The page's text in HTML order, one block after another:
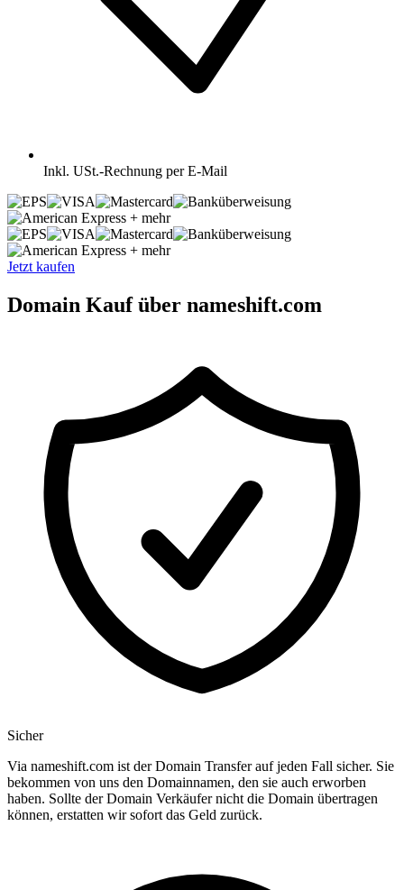
Inkl. USt.-Rechnung per E-Mail
+ mehr
+ mehr
Jetzt kaufen
Domain Kauf über nameshift.com
Sicher
Via nameshift.com ist der Domain Transfer auf jeden Fall sicher. Sie
bekommen von uns den Domainnamen, den sie auch erworben
haben. Sollte der Domain Verkäufer nicht die Domain übertragen
können, erstatten wir sofort das Geld zurück.